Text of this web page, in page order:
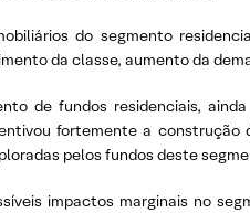
do segmento
da classe, aumento da
de fundos residenciais,
fortemente a construção
pelos fundos deste
impactos marginais no